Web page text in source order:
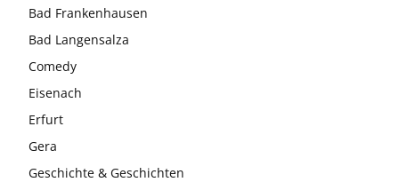
Bad Frankenhausen
Bad Langensalza
Comedy
Eisenach
Erfurt
Gera
Geschichte & Geschichten